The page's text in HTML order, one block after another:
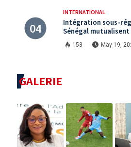
INTERNATIONAL
Intégration sous-
Sénégal
via le programme
153 May 19,
GALERIE